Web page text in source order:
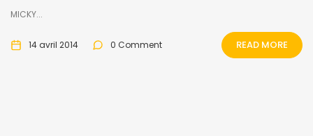
MICKY...
14 avril 2014 0 Comment READ MORE